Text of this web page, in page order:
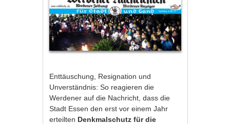
Enttäuschung, Resignation und
Unverständnis: So reagieren die
Werdener auf die Nachricht, dass die
Stadt Essen den erst vor einem Jahr
erteilten Denkmalschutz für die